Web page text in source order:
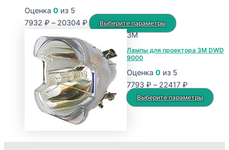
Оценка 0 из 5
7932 ₽ – 20304 ₽Диапазон
7932 ₽
–
20304 ₽
Выберите параметры
Этот
имеет
вариаций.
Опции
можно
выбрать
товара.
3M
Лампы для проектора 3M DWD
9000
Оценка 0 из 5
7793 ₽ – 22417 ₽Диапазон
цен:
7793 ₽
Выберите параметры